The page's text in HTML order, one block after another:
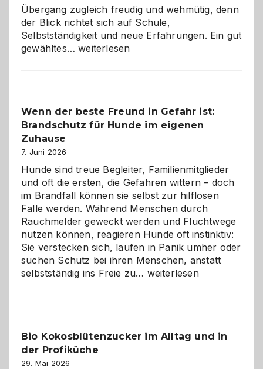
Übergang zugleich freudig und wehmütig, denn
der Blick richtet sich auf Schule,
Selbstständigkeit und neue Erfahrungen. Ein gut
gewähltes…Abschied
und
herzlich
weiterlesen
Wenn der beste Freund in Gefahr ist:
Brandschutz für Hunde im eigenen
Zuhause
7. Juni 2026
Hunde sind treue Begleiter, Familienmitglieder
und oft die ersten, die Gefahren wittern – doch
im Brandfall können sie selbst zur hilflosen
Falle werden. Während Menschen durch
Rauchmelder geweckt werden und Fluchtwege
nutzen können, reagieren Hunde oft instinktiv:
Sie verstecken sich, laufen in Panik umher oder
suchen Schutz bei ihren Menschen, anstatt
selbstständig ins Freie zu… Wenn
Gefahr
weiterlesen
Bio Kokosblütenzucker im Alltag und in
der Profiküche
29. Mai 2026